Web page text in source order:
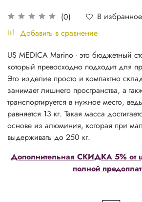
(0)
В избранное
Добавить в сравнение
Дополнительная СКИДКА 5% от
полной
US MEDICA Marino - это бюджетный
который превосходно подходит для
Это изделие просто и компактно
занимает лишнего пространства, а
транспортируется в нужное место,
равняется 13 кг. Такая масса
основе из алюминия, которая при
выдерживать до 250 кг.